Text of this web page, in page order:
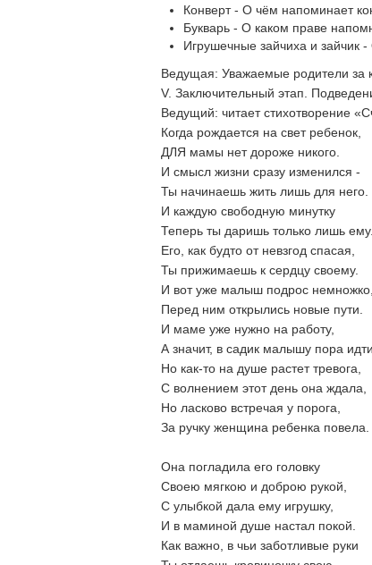
Конверт - О чём напоминает
Букварь - О каком праве
Игрушечные зайчиха и зайчик
Ведущая: Уважаемые родители за
V. Заключительный этап.
Ведущий: читает стихотворение
Когда рождается на свет ребенок,
ДЛЯ мамы нет дороже никого.
И смысл жизни сразу изменился -
Ты начинаешь жить лишь для него.
И каждую свободную минутку
Теперь ты даришь только лишь ему.
Его, как будто от невзгод спасая,
Ты прижимаешь к сердцу своему.
И вот уже малыш подрос немножко,
Перед ним открылись новые пути.
И маме уже нужно на работу,
А значит, в садик малышу пора идти.
Но как-то на душе растет тревога,
С волнением этот день она ждала,
Но ласково встречая у порога,
За ручку женщина ребенка повела.
Она погладила его головку
Своею мягкою и доброю рукой,
С улыбкой дала ему игрушку,
И в маминой душе настал покой.
Как важно, в чьи заботливые руки